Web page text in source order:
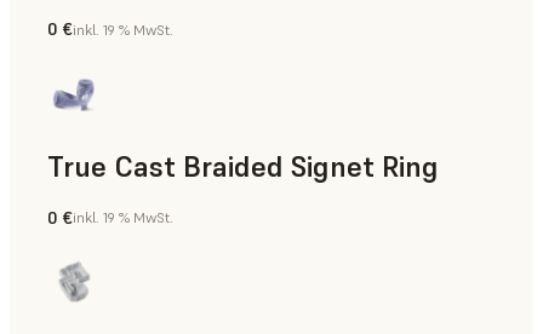
Technik
0 €inkl. 19 % MwSt.
True Cast Braided Signet Ring
Schmuck
0 €inkl. 19 % MwSt.